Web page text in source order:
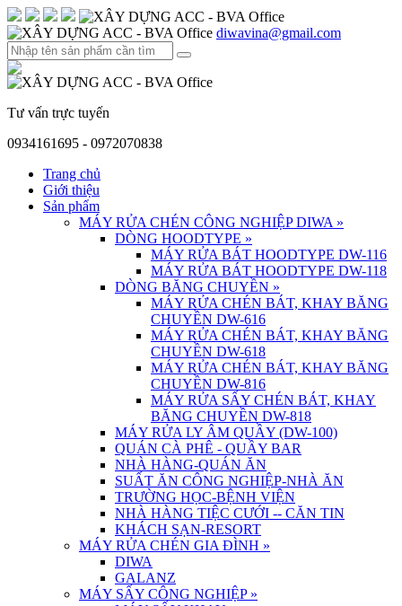
diwavina@gmail.com
Tư vấn trực tuyến
0934161695 - 0972070838
Trang chủ
Giới thiệu
Sản phẩm
MÁY RỬA CHÉN CÔNG NGHIỆP DIWA »
DÒNG HOODTYPE »
MÁY RỬA BÁT HOODTYPE DW-116
MÁY RỬA BÁT HOODTYPE DW-118
DÒNG BĂNG CHUYỀN »
MÁY RỬA CHÉN BÁT, KHAY BĂNG
CHUYỀN DW-616
MÁY RỬA CHÉN BÁT, KHAY BĂNG
CHUYỀN DW-618
MÁY RỬA CHÉN BÁT, KHAY BĂNG
CHUYỀN DW-816
MÁY RỬA SẤY CHÉN BÁT, KHAY
BĂNG CHUYỀN DW-818
MÁY RỬA LY ÂM QUẦY (DW-100)
QUÁN CÀ PHÊ - QUẦY BAR
NHÀ HÀNG-QUÁN ĂN
SUẤT ĂN CÔNG NGHIỆP-NHÀ ĂN
TRƯỜNG HỌC-BỆNH VIỆN
NHÀ HÀNG TIỆC CƯỚI -- CĂN TIN
KHÁCH SẠN-RESORT
MÁY RỬA CHÉN GIA ĐÌNH »
DIWA
GALANZ
MÁY SẤY CÔNG NGHIỆP »